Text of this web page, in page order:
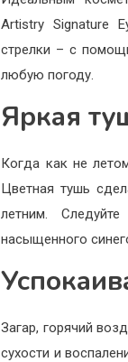
Artistry Signature
стрелки – с
любую погоду.
Яркая
Когда как не
Цветная тушь
летним.
насыщенного
Загар, горячий
сухости и